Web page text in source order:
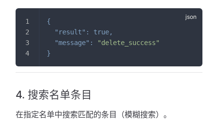
{
"result" : true,
"message" :
"delete_success"
}
4. 搜索名单条目
在指定名单中搜索匹配的条目（模糊搜索）。